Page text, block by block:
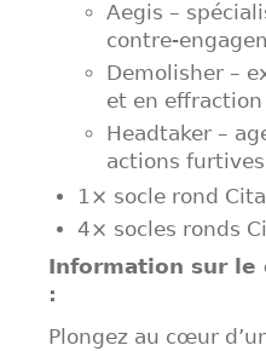
Aegis –
contre-
Demolisher –
et en effraction
Headtaker –
actions
1× socle rond
4× socles ronds
Information sur le
:
Plongez au cœur